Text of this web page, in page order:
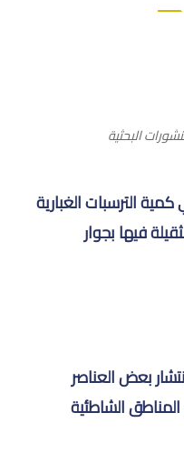
الترسبات الغبارية
فيها بجوار
بعض العناصر
الشاطئية